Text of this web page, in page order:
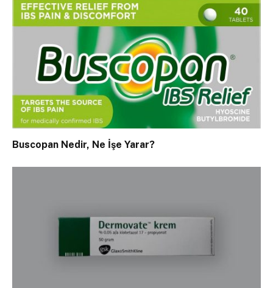
Buscopan Nedir, Ne İşe Yarar?